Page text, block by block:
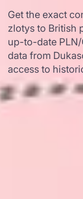
Get the exact
zlotys to British
up-to-date
data from
access to